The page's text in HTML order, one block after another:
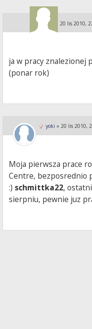
Guest 20 lis 2010,
ja w pracy znalezionej
(ponar rok)
yoki » 20 lis 2010,
Moja pierwsza prace
Centre, bezposrednio
:) schmittka22,
sierpniu, pewnie juz